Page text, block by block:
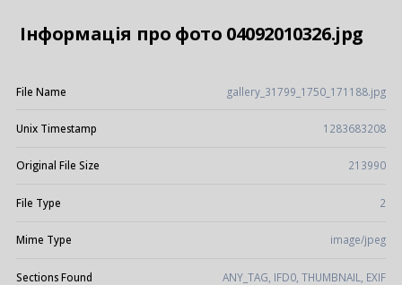
Інформація про фото 04092010326.jpg
File Name gallery_31799_1750_171188.jpg
Unix Timestamp 1283683208
Original File Size 213990
File Type 2
Mime Type image/jpeg
Sections Found ANY_TAG, IFD0, THUMBNAIL, EXIF